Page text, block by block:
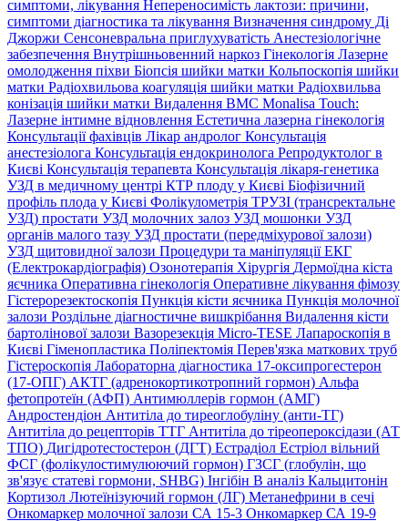
симптоми, лікування Непереносимість лактози: причини,
симптоми діагностика та лікування Визначення синдрому Ді
Джоржи Сенсоневральна приглухуватість Анестезіологічне
забезпечення Внутрішньовенний наркоз Гінекологія Лазерне
омолодження піхви Біопсія шийки матки Кольпоскопія шийки
матки Радіохвильова коагуляція шийки матки Радіохвильва
конізація шийки матки Видалення ВМС Monalisa Touch:
Лазерне інтимне відновлення Естетична лазерна гінекологія
Консультації фахівців Лікар андролог Консультація
анестезіолога Консультація ендокринолога Репродуктолог в
Києві Консультація терапевта Консультація лікаря-генетика
УЗД в медичному центрі КТР плоду у Києві Біофізичний
профіль плода у Києві Фолікулометрія ТРУЗІ (трансректальне
УЗД) простати УЗД молочних залоз УЗД мошонки УЗД
органів малого тазу УЗД простати (передміхурової залози)
УЗД щитовидної залози Процедури та маніпуляціїЕКГ
(Електрокардіографія) Озонотерапія Хірургія Дермоїдна кіста
яєчника Оперативна гінекологія Оперативне лікування фімозу
Гістерорезектоскопія Пункція кісти яєчника Пункція молочної
залози Роздільне діагностичне вишкрібання Видалення кісти
бартолінової залози Вазорезекція Micro-TESE Лапароскопія в
Києві Гіменопластика Поліпектомія Перев'язка маткових труб
Гістероскопія Лабораторна діагностика 17-оксипрогестерон
(17-ОПГ) АКТГ (адренокортикотропний гормон) Альфа
фетопротеїн (АФП) Антимюллерів гормон (АМГ)
Андростендіон Антитіла до тиреоглобуліну (анти-ТГ)
Антитіла до рецепторів ТТГ Антитіла до тіреопероксідази (АТ
ТПО) Дигідротестостерон (ДГТ) Естрадіол Естріол вільний
ФСГ (фолікулостимулюючий гормон) ГЗСГ (глобулін, що
зв'язує статеві гормони, SHBG) Інгібін B аналіз Кальцитонін
Кортизол Лютеїнізуючий гормон (ЛГ) Метанефрини в сечі
Онкомаркер молочної залози СА 15-3 Онкомаркер СА 19-9